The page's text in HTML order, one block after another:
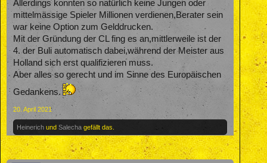
Allerdings konnten so natürlich keine Jungen oder
mittelmässige Spieler Millionen verdienen,Berater sein
war keine Option zum Gelddrucken.
Mit der Gründung der CL fing es an,mittlerweile ist der
4. der Buli automatisch dabei,während der Meister aus
Holland sich erst qualifizieren muss.
Aber alles so gerecht und im Sinne des Europäischen
Gedankens.
20. April 2021
Heinerich und Salecha gefällt das.